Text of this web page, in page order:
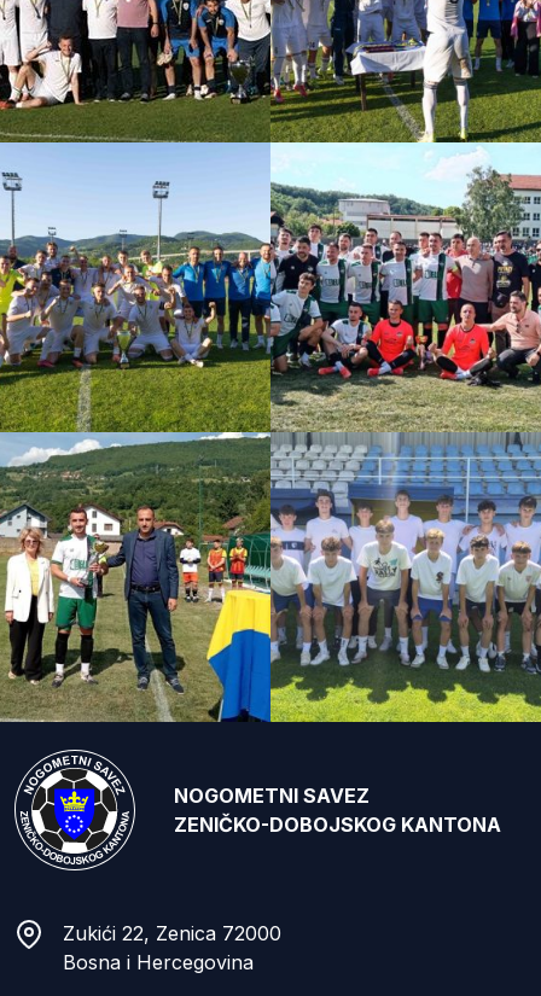
NOGOMETNI SAVEZ
ZENIČKO-DOBOJSKOG KANTONA
Zukići 22, Zenica 72000
Bosna i Hercegovina